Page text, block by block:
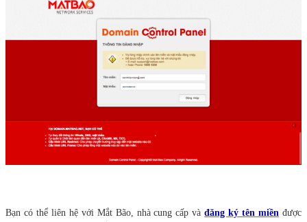
Bạn có thể liên hệ với Mắt Bão, nhà cung cấp vàđăng ký tên miền được